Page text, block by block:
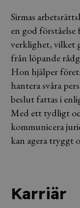
Sirmas
en god
verklighet, vilket
från löpande
Hon hjälper
hantera svåra
beslut fattas i
Med ett tydligt
kommunicera
kan agera tryggt
Karriär